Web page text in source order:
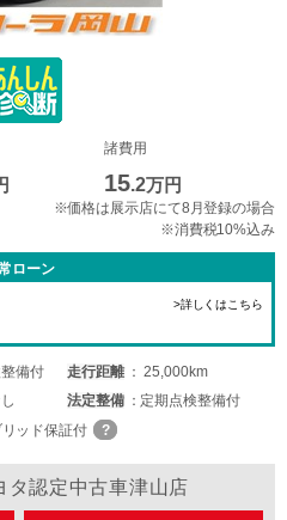
諸費用
15.2万円
※価格は展示店にて8月登録の場合
※消費税10%込み
ローン
>詳しくはこちら
備付 走行距離
25,000km
法定整備
定期点検整備付
ッド保証付
タ認定中古車津山店